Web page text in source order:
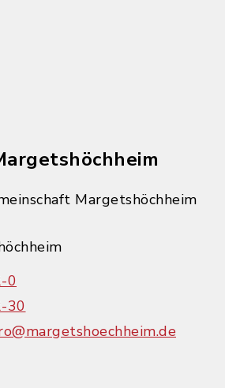
Margetshöchheim
0
30